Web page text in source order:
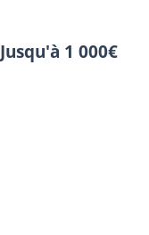
Jusqu'à 1 000€